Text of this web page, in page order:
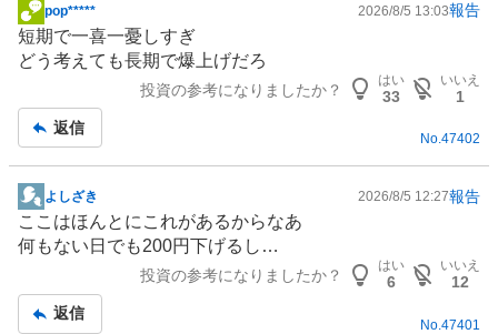
掲
示
板
pop***** 2026/8/5 13:03報告
短期で一喜一憂しすぎ
どう考えても長期で爆上げだろ
投資の参考になりましたか？
はい
33
いいえ
1
返信
No.47402
掲
示
板
よしざき 2026/8/5 12:27報告
ここはほんとにこれがあるからなあ
何もない日でも200円下げるし…
投資の参考になりましたか？
はい
6
いいえ
12
返信
No. 47401